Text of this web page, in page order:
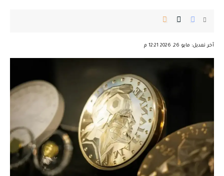
آخر تعديل: مايو 26, 2026 12:21 م